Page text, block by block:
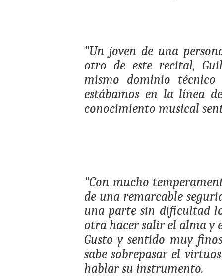
“Un joven de una
otro de este recital,
mismo dominio
estábamos en la línea
conocimiento musical
"Con mucho
de una remarcable
una parte sin dificultad
otra hacer salir el alma y
Gusto y sentido muy
sabe sobrepasar el
hablar su instrumento.